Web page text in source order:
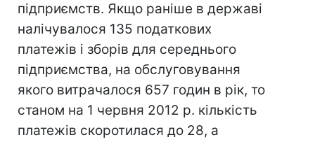
підприємств. Якщо раніше в державі
налічувалося 135 податкових
платежів і зборів для середнього
підприємства, на обслуговування
якого витрачалося 657 годин в рік, то
станом на 1 червня 2012 р. кількість
платежів скоротилася до 28, а